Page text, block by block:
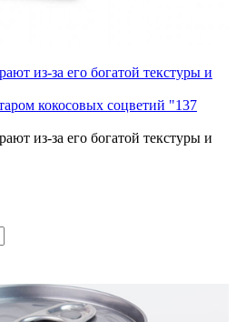
из-за его богатой текстуры и
кокосовых соцветий "137
из-за его богатой текстуры и